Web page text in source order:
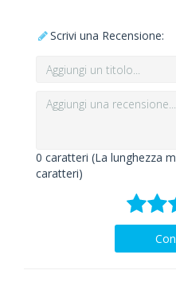
Scrivi una Recensione:
0 caratteri (La lunghezza
caratteri)